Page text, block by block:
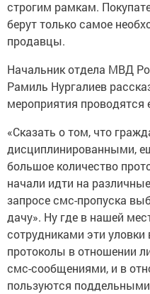
строгим рамкам.
берут только самое
продавцы.
Начальник отдела МВД
Рамиль Нургалиев
мероприятия проводятся
«Сказать о том, что
дисциплинированными,
большое количество
начали идти на
запросе смс-пропуска
дачу». Ну где в нашей
сотрудниками эти
протоколы в отношении
смс-сообщениями, и в
пользуются